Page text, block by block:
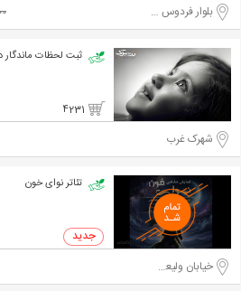
بلوار فردوس شرق
ثبت لحظات ماندگار
4231
شهرک غرب
تئاتر نوای خون
خیابان ولیعصر جنوبی